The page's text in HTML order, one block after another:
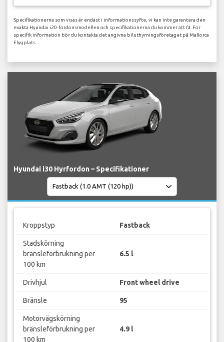
Specifikationerna som visas är endast i informationssyfte, vi kan inte garantera den
exakta Hyundai i20-fordonsmodellen och specifikationerna du kommer att få. För
specifik information bör du kontakta det angivna biluthyrningsföretaget på Mallorca
Flygplats.
Hyundai i30 Hyrfordon – Specifikationer
Kroppstyp Fastback
Stadskörning
bränsleförbrukning per
100 km
6.5 l
Drivhjul Front wheel drive
Bränsle 95
Motorvägskörning
bränsleförbrukning per
100 km
4.9 l